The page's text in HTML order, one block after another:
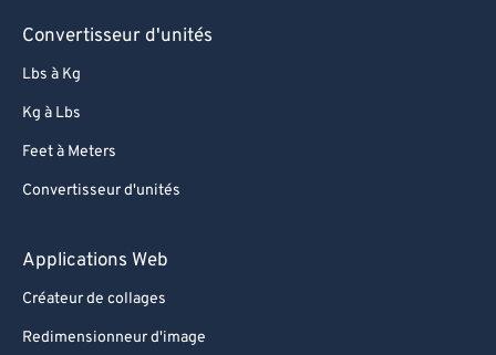
Convertisseur d'unités
Lbs à Kg
Kg à Lbs
Feet à Meters
Convertisseur d'unités
Applications Web
Créateur de collages
Redimensionneur d'image